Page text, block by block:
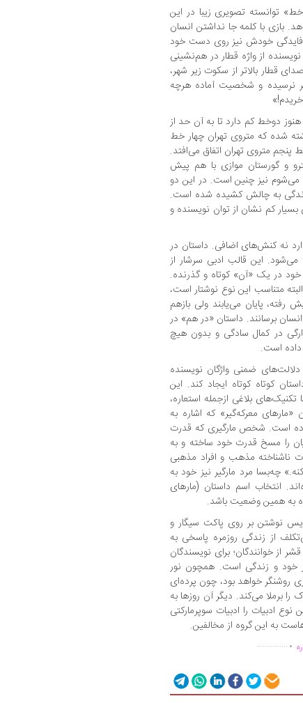
توانسته تصویری زیبا در این
بازی با کلمه جا نداشتن انسان
خودش نیز روی دست خود
از واژه قطار در هم‌نشینی
قطار بالاتر از سکوت زیر شهر،
نرسیده و شخصیت آماده هرچه
دوخط کم دارد تا به آن حد از
شده که متروی تهران چهار خط
پنجم متروی تهران اتفاق می‌افتد.
و گورستان موازی با هم پیش
می‌شوم نیز چنین است. در این دو
زندگی به چالش کشیده شده است.
کم نشان از توان نویسنده و
نه کنش‌های اضافی. داستان در
می‌شود. این قالب ادبی سرشار از
در یک «آن» کوتاه و گذرنده.
متناسب این نوع نوشتار است،
پایان می‌یابند ولی بازهم
برسانند. داستان «در هم» در
در کمال سادگی و بدون هیچ
داده است.
ضمنی واژگان نویسنده
کوتاه کوتاه ایجاد کند. این
بلاغی ازجمله استعاره،
معرکه‌گیر» که اشاره به
است. شخص مارگیری که قدرت
را مسخ قدرت خود ساخته و به
ناشناخته مذهب و افراد مذهبی
چه‌بسا مرد مارگیر نیز خود به
انتخاب اسم داستان (مارهای
به همین وضعیت باشد.
نوشتن بر روی پاکت سیگار و
از زندگی روزمره پاسخی به
از خوانندگان؛ برای نویسندگان
خود و زندگی است. همچون نور
روشنگر خواهد بود، چون پرده‌ای
برملا می‌کند. دیگر آن روزها به
ادبیات را ادبیات سوپرمارکتی
به این گروه از مخالفین.
................